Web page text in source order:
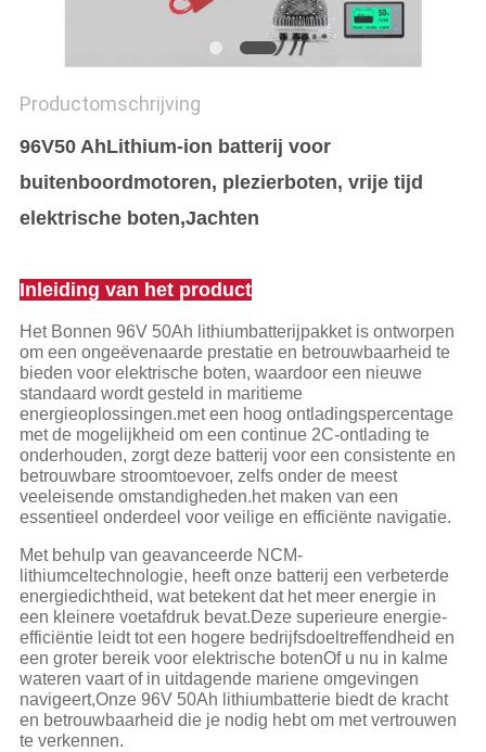
Productomschrijving
96V50 AhLithium-ion batterij voor
buitenboordmotoren, plezierboten, vrije tijd
elektrische boten,Jachten
Inleiding van het product
Het Bonnen 96V 50Ah lithiumbatterijpakket is ontworpen
om een ongeëvenaarde prestatie en betrouwbaarheid te
bieden voor elektrische boten, waardoor een nieuwe
standaard wordt gesteld in maritieme
energieoplossingen.met een hoog ontladingspercentage
met de mogelijkheid om een continue 2C-ontlading te
onderhouden, zorgt deze batterij voor een consistente en
betrouwbare stroomtoevoer, zelfs onder de meest
veeleisende omstandigheden.het maken van een
essentieel onderdeel voor veilige en efficiënte navigatie.
Met behulp van geavanceerde NCM-
lithiumceltechnologie, heeft onze batterij een verbeterde
energiedichtheid, wat betekent dat het meer energie in
een kleinere voetafdruk bevat.Deze superieure energie-
efficiëntie leidt tot een hogere bedrijfsdoeltreffendheid en
een groter bereik voor elektrische botenOf u nu in kalme
wateren vaart of in uitdagende mariene omgevingen
navigeert,Onze 96V 50Ah lithiumbatterie biedt de kracht
en betrouwbaarheid die je nodig hebt om met vertrouwen
te verkennen.